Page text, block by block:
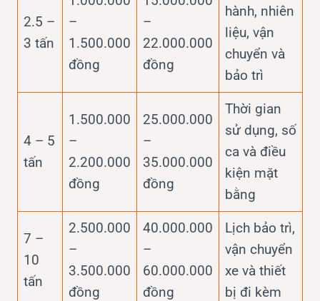
2.5 –
3 tấn
–
1.500.000
đồng
–
22.000.000
đồng
hành, nhiên
liệu, vận
chuyển và
bảo trì
4 – 5
tấn
1.500.000
–
2.200.000
đồng
25.000.000
–
35.000.000
đồng
Thời gian
sử dụng, số
ca và điều
kiện mặt
bằng
7 –
10
tấn
2.500.000
–
3.500.000
đồng
40.000.000
–
60.000.000
đồng
Lịch bảo trì,
vận chuyển
xe và thiết
bị đi kèm